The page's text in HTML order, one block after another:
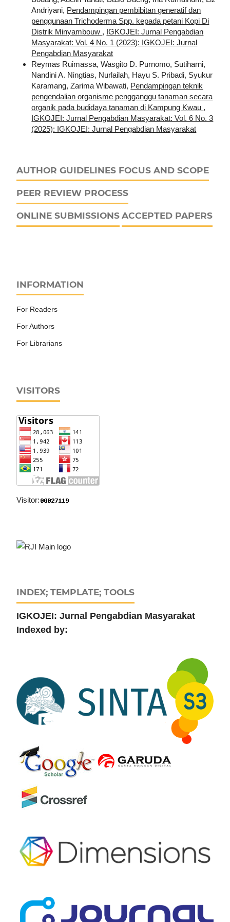
Andriyani, Pendampingan pembibitan generatif dan
penggunaan Trichoderma Spp. kepada petani Kopi Di
Distrik Minyambouw , IGKOJEI: Jurnal Pengabdian
Masyarakat: Vol. 4 No. 1 (2023): IGKOJEI: Jurnal
Pengabdian Masyarakat
Reymas Ruimassa, Wasgito D. Purnomo, Sutiharni,
Nandini A. Ningtias, Nurlailah, Hayu S. Pribadi, Syukur
Karamang, Zarima Wibawati, Pendampingan teknik
pengendalian organisme pengganggu tanaman secara
organik pada budidaya tanaman di Kampung Kwau ,
IGKOJEI: Jurnal Pengabdian Masyarakat: Vol. 6 No. 3
(2025): IGKOJEI: Jurnal Pengabdian Masyarakat
AUTHOR GUIDELINES FOCUS AND SCOPE
PEER REVIEW PROCESS
ONLINE SUBMISSIONSACCEPTED PAPERS
INFORMATION
For Readers
For Authors
For Librarians
VISITORS
Visitor:
INDEX; TEMPLATE; TOOLS
IGKOJEI: Jurnal Pengabdian Masyarakat
Indexed by: